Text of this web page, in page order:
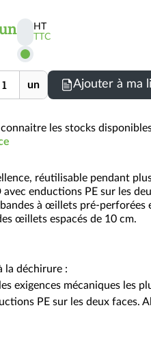
Activer
les
prix
TTC
HT
TTC
un Ajouter à ma
les stocks
réutilisable pendant
enductions PE sur les
à œillets pré-perforées
œillets espacés de 10 cm.
la déchirure :
exigences mécaniques les
PE sur les deux faces.
sollicitations (ex : grand vent